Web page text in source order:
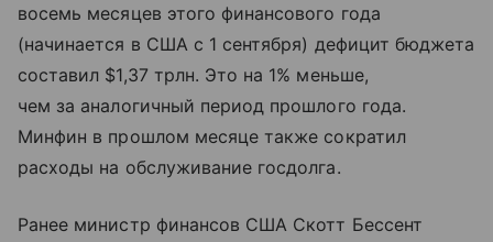
восемь месяцев этого финансового года
(начинается в США с 1 сентября) дефицит бюджета
составил $1,37 трлн. Это на 1% меньше,
чем за аналогичный период прошлого года.
Минфин в прошлом месяце также сократил
расходы на обслуживание госдолга.
Ранее министр финансов США Скотт Бессент